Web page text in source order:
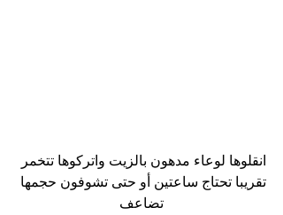
انقلوها لوعاء مدهون بالزيت واتركوها تتخمر
تقريبا تحتاج ساعتين أو حتى تشوفون حجمها
تضاعف